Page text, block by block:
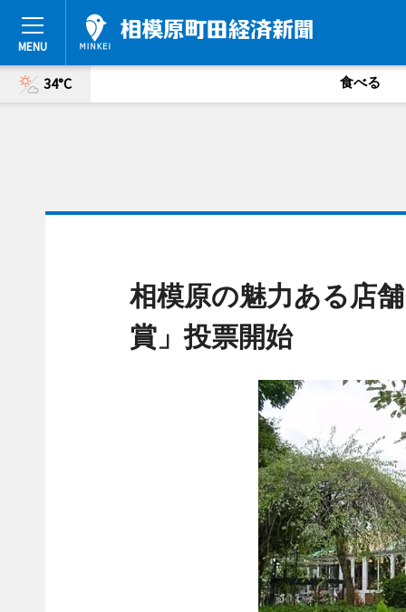
34°C 食べる
相模原の魅力ある店
賞」投票開始